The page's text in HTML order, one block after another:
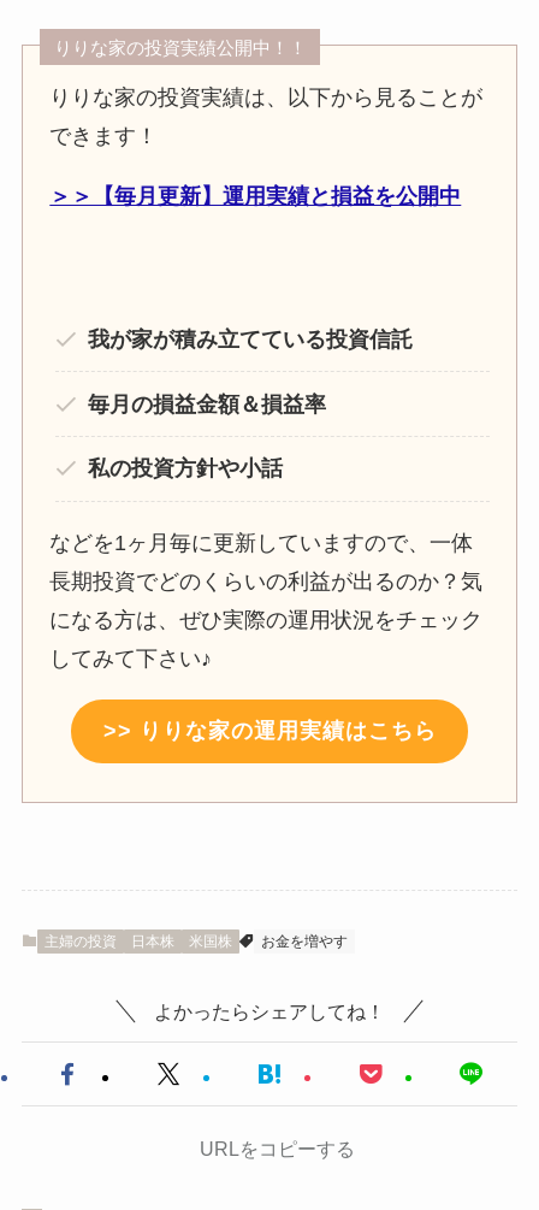
りりな家の投資実績公開中！！
りりな家の投資実績は、以下から見ることが
できます！
＞＞【毎月更新】運用実績と損益を公開中
我が家が積み立てている投資信託
毎月の損益金額＆損益率
私の投資方針や小話
などを1ヶ月毎に更新していますので、一体
長期投資でどのくらいの利益が出るのか？気
になる方は、ぜひ実際の運用状況をチェック
してみて下さい♪
>> りりな家の運用実績はこちら
主婦の投資 日本株 米国株 お金を増やす
よかったらシェアしてね！
URLをコピーする